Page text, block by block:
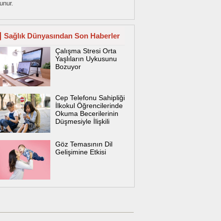
Sağlık Dünyasından Son Haberler
Çalışma Stresi Orta
Yaşlıların Uykusunu
Bozuyor
Cep Telefonu Sahipliği
İlkokul Öğrencilerinde
Okuma Becerilerinin
Düşmesiyle İlişkili
Göz Temasının Dil
Gelişimine Etkisi